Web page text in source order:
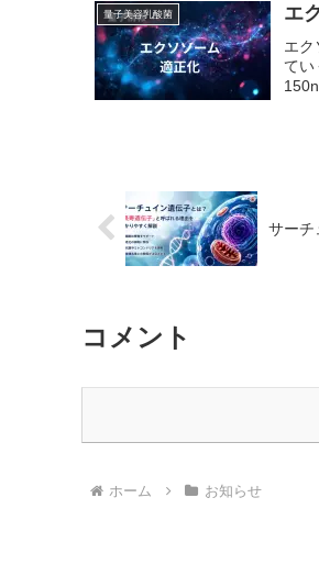
量子美容乳酸菌 エ
エク
てい
サーチ
コメント
ホーム お知らせ